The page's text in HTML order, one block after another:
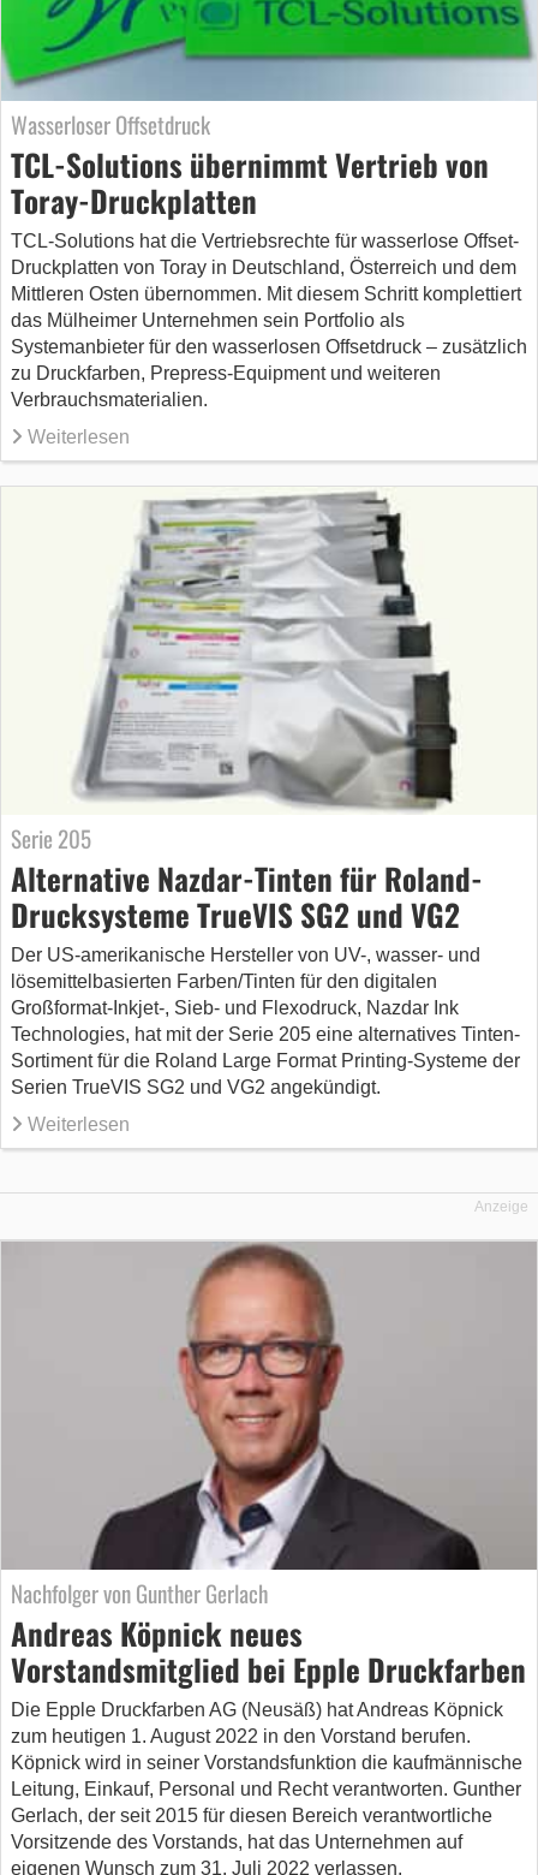
Wasserloser Offsetdruck
TCL-Solutions übernimmt Vertrieb von
Toray-Druckplatten
TCL-Solutions hat die Vertriebsrechte für wasserlose Offset-
Druckplatten von Toray in Deutschland, Österreich und dem
Mittleren Osten übernommen. Mit diesem Schritt komplettiert
das Mülheimer Unternehmen sein Portfolio als
Systemanbieter für den wasserlosen Offsetdruck – zusätzlich
zu Druckfarben, Prepress-Equipment und weiteren
Verbrauchsmaterialien.
Weiterlesen
Serie 205
Alternative Nazdar-Tinten für Roland-
Drucksysteme TrueVIS SG2 und VG2
Der US-amerikanische Hersteller von UV-, wasser- und
lösemittelbasierten Farben/Tinten für den digitalen
Großformat-Inkjet-, Sieb- und Flexodruck, Nazdar Ink
Technologies, hat mit der Serie 205 eine alternatives Tinten-
Sortiment für die Roland Large Format Printing-Systeme der
Serien TrueVIS SG2 und VG2 angekündigt.
Weiterlesen
Anzeige
Nachfolger von Gunther Gerlach
Andreas Köpnick neues
Vorstandsmitglied bei Epple Druckfarben
Die Epple Druckfarben AG (Neusäß) hat Andreas Köpnick
zum heutigen 1. August 2022 in den Vorstand berufen.
Köpnick wird in seiner Vorstandsfunktion die kaufmännische
Leitung, Einkauf, Personal und Recht verantworten. Gunther
Gerlach, der seit 2015 für diesen Bereich verantwortliche
Vorsitzende des Vorstands, hat das Unternehmen auf
eigenen Wunsch zum 31. Juli 2022 verlassen.